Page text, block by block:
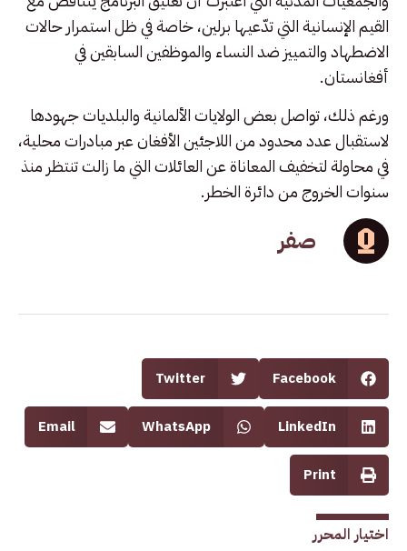
القيم الإنسانية التي تدّعيها برلين، خاصة في ظل استمرار حالات
الاضطهاد والتمييز ضد النساء والموظفين السابقين في
أفغانستان.
ورغم ذلك، تواصل بعض الولايات الألمانية والبلديات جهودها
لاستقبال عدد محدود من اللاجئين الأفغان عبر مبادرات محلية،
في محاولة لتخفيف المعاناة عن العائلات التي ما زالت تنتظر منذ
سنوات الخروج من دائرة الخطر.
صفر
Facebook
Twitter
LinkedIn
WhatsApp
Email
Print
اختيار المحرر